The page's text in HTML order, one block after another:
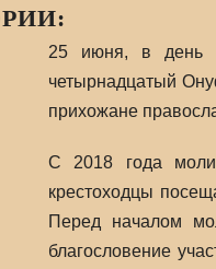
25 июня, в день
четырнадцатый
прихожане
С 2018 года
крестоходцы
Перед началом
благословение